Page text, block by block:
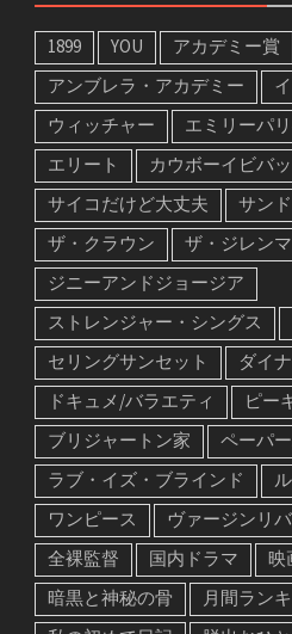
1899 YOU アカデミー賞
アンブレラ・アカデミー
ウィッチャー
エミリーパ
エリート
カウボーイビバ
サイコだけど大丈夫
サン
ザ・クラウン
ザ・ジレンマ
ジニーアンドジョージア
ストレンジャー・シングス
セリングサンセット
ダイ
ドキュメ/バラエティ
ピー
ブリジャートン家
ペーパ
ラブ・イズ・ブラインド
ワンピース
ヴァージンリ
全裸監督
国内ドラマ
映
暗黒と神秘の骨
月間ラン